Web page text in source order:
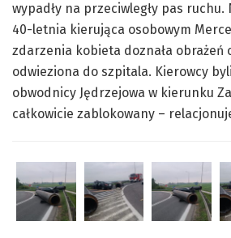
wypadły na przeciwległy pas ruchu.
40-letnia kierująca osobowym
zdarzenia kobieta doznała obrażeń
odwieziona do szpitala. Kierowcy
obwodnicy Jędrzejowa w kierunku
całkowicie zablokowany –